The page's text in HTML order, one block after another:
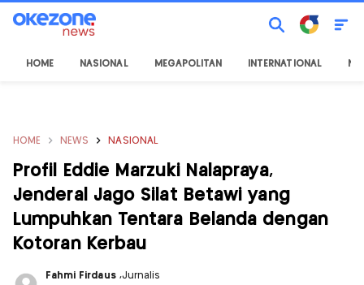
HOME NASIONAL MEGAPOLITAN INTERNATIONAL
HOME NEWS NASIONAL
Profil Eddie Marzuki Nalapraya,
Jenderal Jago Silat Betawi yang
Lumpuhkan Tentara Belanda dengan
Kotoran Kerbau
Fahmi Firdaus ,Jurnalis